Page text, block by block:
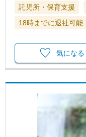
託児所・保育支援
18時までに退社可能
気になる